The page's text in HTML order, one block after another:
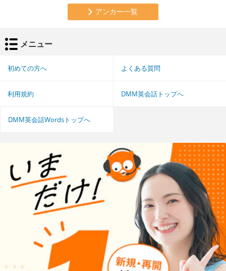
アンカー一覧
メニュー
初めての方へ よくある質問
利用規約 DMM英会話トップへ
DMM英会話Wordsトップへ